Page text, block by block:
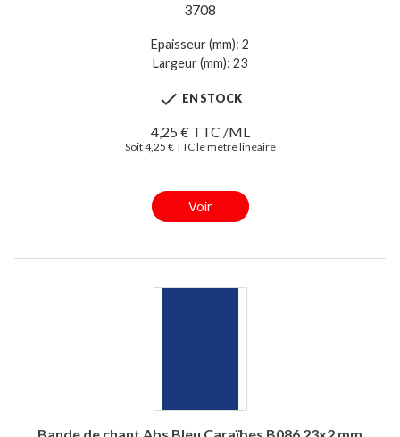
3708
Epaisseur (mm): 2
Largeur (mm): 23
 EN STOCK
4,25 € TTC /ML
Soit 4,25 € TTC le mètre linéaire
Voir